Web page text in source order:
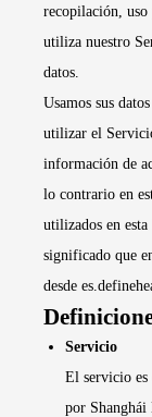
recopilación, uso
utiliza nuestro
datos.
Usamos sus
utilizar el
información de
lo contrario en
utilizados en
significado que
desde
Servicio
El servicio es
por